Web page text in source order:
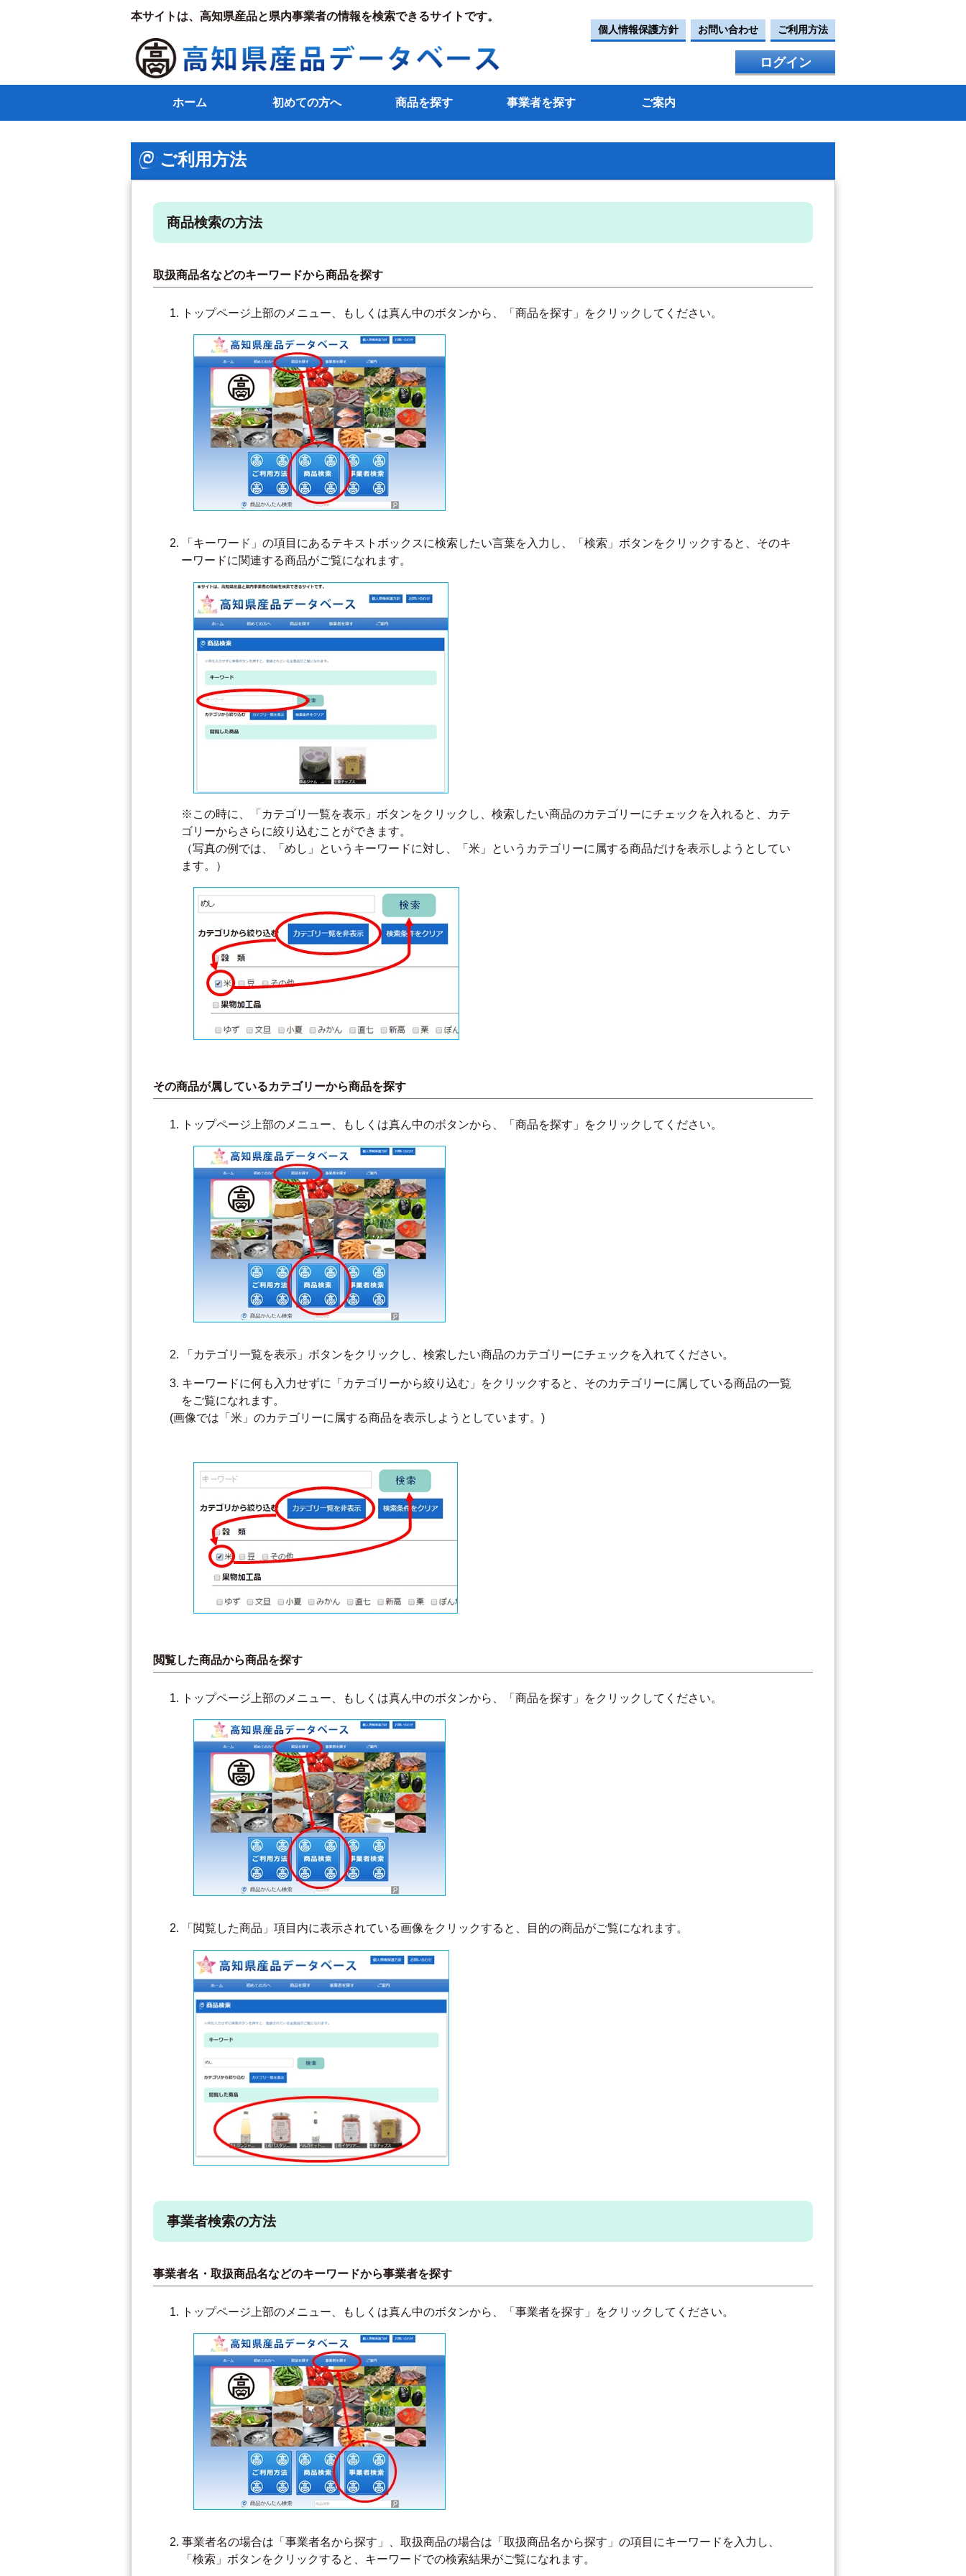
本サイトは、高知県産品と県内事業者の情報を検索できるサイトです。
個人情報保護方針 お問い合わせ ご利用方法
ログイン
ホーム 初めての方へ 商品を探す 事業者を探す ご案内
ご利用方法
商品検索の方法
取扱商品名などのキーワードから商品を探す
トップページ上部のメニュー、もしくは真ん中のボタンから、「商品を探す」をクリックしてください。
「キーワード」の項目にあるテキストボックスに検索したい言葉を入力し、「検索」ボタンをクリックすると、そのキ
ーワードに関連する商品がご覧になれます。
※この時に、「カテゴリ一覧を表示」ボタンをクリックし、検索したい商品のカテゴリーにチェックを入れると、カテ
ゴリーからさらに絞り込むことができます。
（写真の例では、「めし」というキーワードに対し、「米」というカテゴリーに属する商品だけを表示しようとしてい
ます。）
その商品が属しているカテゴリーから商品を探す
トップページ上部のメニュー、もしくは真ん中のボタンから、「商品を探す」をクリックしてください。
「カテゴリ一覧を表示」ボタンをクリックし、検索したい商品のカテゴリーにチェックを入れてください。
キーワードに何も入力せずに「カテゴリーから絞り込む」をクリックすると、そのカテゴリーに属している商品の一覧
をご覧になれます。
(画像では「米」のカテゴリーに属する商品を表示しようとしています。)
閲覧した商品から商品を探す
トップページ上部のメニュー、もしくは真ん中のボタンから、「商品を探す」をクリックしてください。
「閲覧した商品」項目内に表示されている画像をクリックすると、目的の商品がご覧になれます。
事業者検索の方法
事業者名・取扱商品名などのキーワードから事業者を探す
トップページ上部のメニュー、もしくは真ん中のボタンから、「事業者を探す」をクリックしてください。
事業者名の場合は「事業者名から探す」、取扱商品の場合は「取扱商品名から探す」の項目にキーワードを入力し、
「検索」ボタンをクリックすると、キーワードでの検索結果がご覧になれます。